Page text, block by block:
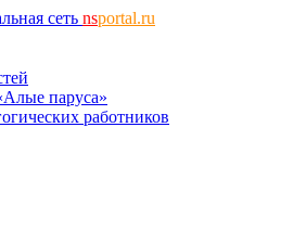
сеть nsportal.ru
паруса»
работников